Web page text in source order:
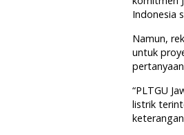
Indonesia
Namun,
untuk
“PLTGU
listrik